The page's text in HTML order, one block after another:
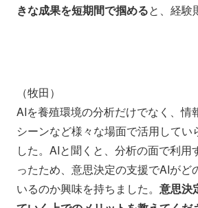
きな成果を短期間で掴めると、経験
（牧田）
AIを養殖環境の分析だけでなく、情
シーンなど様々な場面で活用してい
した。AIと聞くと、分析の面で利用
ったため、意思決定の支援でAIがど
いるのか興味を持ちました。 意思決